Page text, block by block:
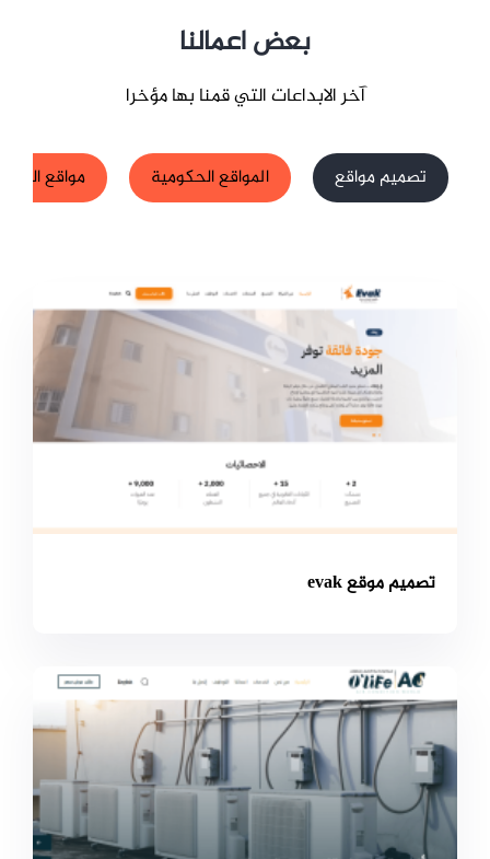
بعض اعمالنا
آخر الابداعات التي قمنا بها مؤخرا
تصميم مواقع المواقع الحكومية مواقع
تصميم موقع evak